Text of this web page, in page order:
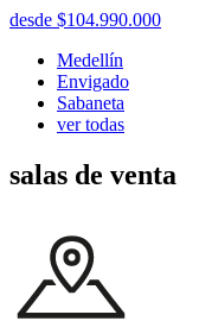
desde $104.990.000
Medellín
Envigado
Sabaneta
ver todas
salas de venta